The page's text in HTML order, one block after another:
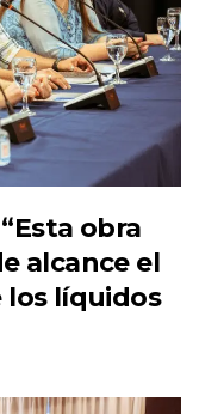
obra
alcance el
los líquidos